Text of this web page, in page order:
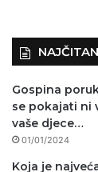
Gospina
se pokajati ni
vaše djece…
01/01/2024
Koja je